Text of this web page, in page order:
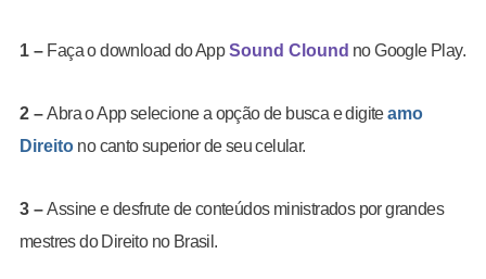
1 – Faça o download do AppSound Clound no Google Play.
2 –Abra o App selecione a opção de busca e digiteamo
Direito no canto superior de seu celular.
3 –Assine e desfrute de conteúdos ministrados por grandes
mestres do Direito no Brasil.